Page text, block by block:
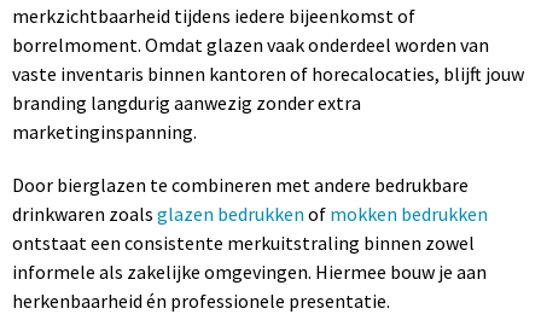
merkzichtbaarheid tijdens iedere bijeenkomst of
borrelmoment. Omdat glazen vaak onderdeel worden van
vaste inventaris binnen kantoren of horecalocaties, blijft jouw
branding langdurig aanwezig zonder extra
marketinginspanning.
Door bierglazen te combineren met andere bedrukbare
drinkwaren zoals glazen bedrukken of mokken bedrukken
ontstaat een consistente merkuitstraling binnen zowel
informele als zakelijke omgevingen. Hiermee bouw je aan
herkenbaarheid én professionele presentatie.